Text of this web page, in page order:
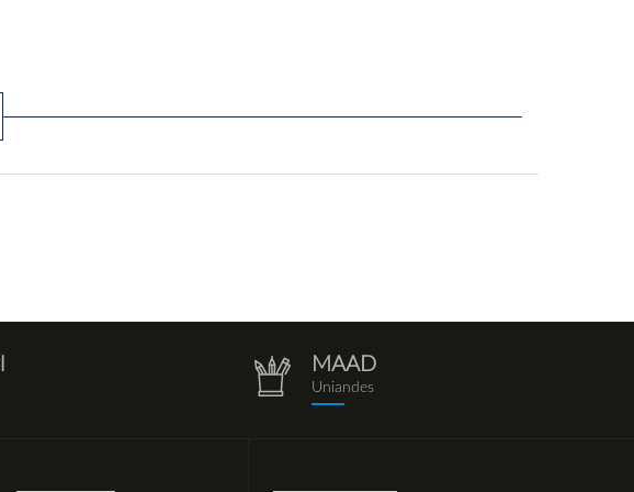
repositorio.png
MAAD
Uniandes